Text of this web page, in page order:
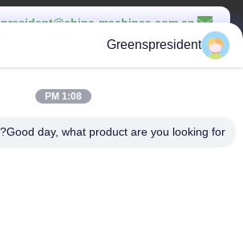
president@china-machines.com.cn
Greenspresident
1:08 PM
Good day, what product are you looking for?